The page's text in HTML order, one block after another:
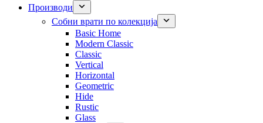
Производи
Собни врати по колекција
Basic Home
Modern Classic
Classic
Vertical
Horizontal
Geometric
Hide
Rustic
Glass